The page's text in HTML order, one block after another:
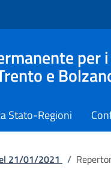
e
Stato-Regioni
21/01/2021 /